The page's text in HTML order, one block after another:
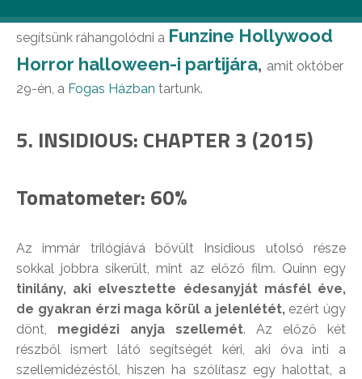
segítsünk ráhangolódni a Funzine Hollywood
Horror halloween-i partijára, amit október
29-én, a Fogas Házban tartunk.
5. INSIDIOUS: CHAPTER 3 (2015)
Tomatometer: 60%
Az immár trilógiává bővült Insidious utolsó része
sokkal jobbra sikerült, mint az előző film. Quinn egy
tinilány, aki elvesztette édesanyját másfél éve,
de gyakran érzi maga körül a jelenlétét,ezért úgy
dönt, megidézi anyja szellemét. Az előző két
részből ismert látó segítségét kéri, aki óva inti a
szellemidézéstől, hiszen ha szólítasz egy halottat, a